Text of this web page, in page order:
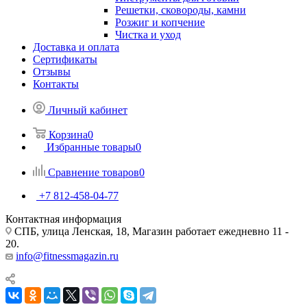
Решетки, сковороды, камни
Розжиг и копчение
Чистка и уход
Доставка и оплата
Сертификаты
Отзывы
Контакты
Личный кабинет
Корзина0
Избранные товары0
Сравнение товаров0
+7 812-458-04-77
Контактная информация
СПБ, улица Ленская, 18, Магазин работает ежедневно 11 -
20.
info@fitnessmagazin.ru